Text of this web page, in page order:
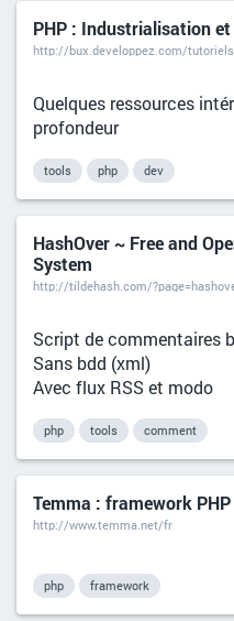
PHP : Industrialisation
Quelques ressources
profondeur
tools php dev
HashOver ~ Free and
System
http://tildehash.com/
Script de commentaires
Sans bdd (xml)
Avec flux RSS et modo
php tools comment
Temma : framework
http://www.temma.net/fr
php framework